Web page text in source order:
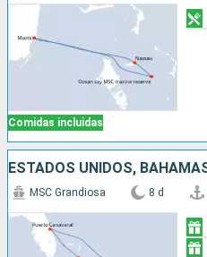
Comidas incluidas
MSC Grandiosa 8 d